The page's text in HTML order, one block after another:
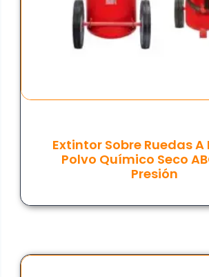
Extintor Sobre Ruedas A
Polvo Químico Seco
Presión